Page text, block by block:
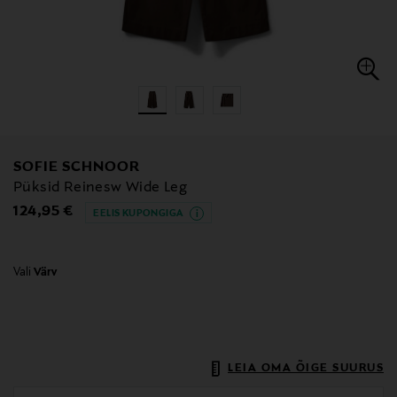
SOFIE SCHNOOR
Püksid Reinesw Wide Leg
Original Price
124,95 € EELIS KUPONGIGA
Vali Värv
LEIA OMA ÕIGE SUURUS